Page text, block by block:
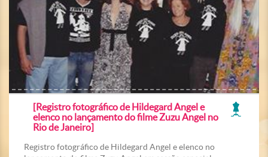
[Registro fotográfico de Hildegard Angel e
elenco no lançamento do filme Zuzu Angel no
Rio de Janeiro]
Registro fotográfico de Hildegard Angel e elenco no